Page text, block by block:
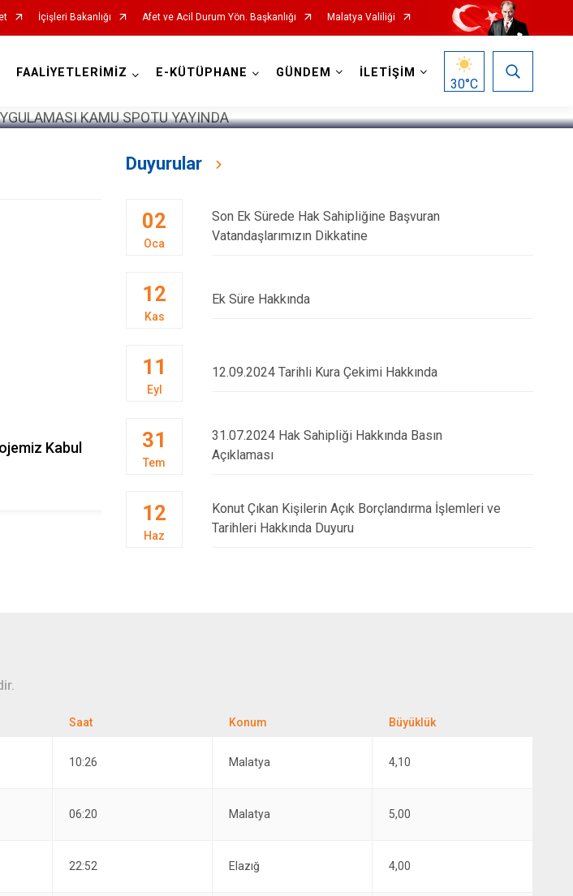
İçişleri Bakanlığı Afet ve Acil Durum Yön. Başkanlığı Malatya Valiliği
FAALİYETLERİMİZ E-KÜTÜPHANE GÜNDEM İLETİŞİM
30°C
Kabul
İçişleri Bakan Yardımcımız Sayın Münir
KARALOĞLU İlimizi Ziyaret Etti
Duyurular
02
Oca
Son Ek Sürede Hak Sahipliğine Başvuran
Vatandaşlarımızın Dikkatine
12
Kas
Ek Süre Hakkında
11
Eyl
12.09.2024 Tarihli Kura Çekimi Hakkında
31
Tem
31.07.2024 Hak Sahipliği Hakkında Basın
Açıklaması
12
Haz
Konut Çıkan Kişilerin Açık Borçlandırma İşlemleri ve
Tarihleri Hakkında Duyuru
10:26 Malatya 4,10
06:20 Malatya 5,00
22:52 Elazığ 4,00